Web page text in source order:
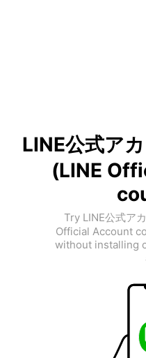
LINE公式ア
(LINE
Try LINE公式ア
Official Account
without installing